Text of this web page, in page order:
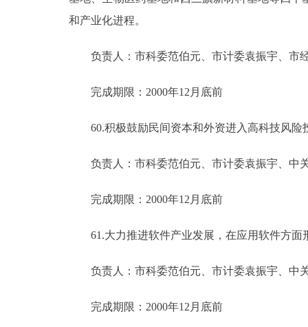
和产业化进程。
负责人：市科委范伯元、市计委袁振宇、市
完成期限：2000年12月底前
60.积极鼓励民间资本和外资进入高科技风险
负责人：市科委范伯元、市计委袁振宇、中
完成期限：2000年12月底前
61.大力推进软件产业发展，在应用软件方面
负责人：市科委范伯元、市计委袁振宇、中
完成期限：2000年12月底前